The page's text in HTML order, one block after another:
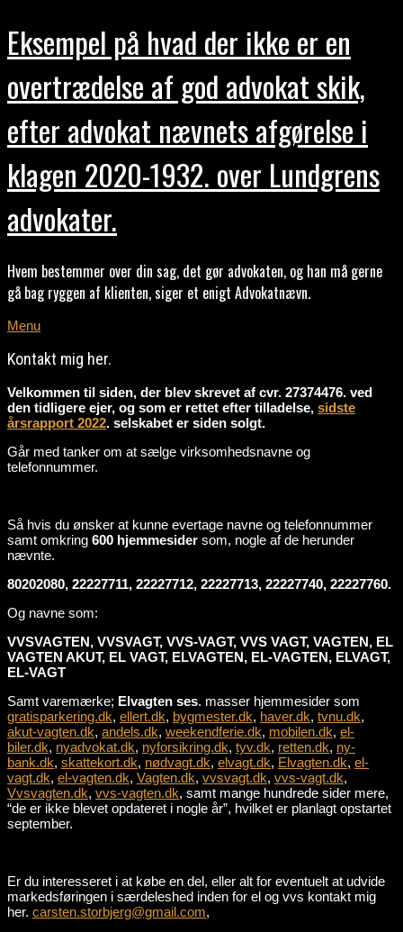
Eksempel på hvad der ikke er en
overtrædelse af god advokat skik,
efter advokat nævnets afgørelse i
klagen 2020-1932. over Lundgrens
advokater.
Hvem bestemmer over din sag, det gør advokaten, og han må gerne
gå bag ryggen af klienten, siger et enigt Advokatnævn.
Menu
Kontakt mig her.
Velkommen til siden, der blev skrevet af cvr. 27374476. ved
den tidligere ejer, og som er rettet efter tilladelse, sidste
årsrapport 2022. selskabet er siden solgt.
Går med tanker om at sælge virksomhedsnavne og
telefonnummer.
Så hvis du ønsker at kunne evertage navne og telefonnummer
samt omkring 600 hjemmesider som, nogle af de herunder
nævnte.
80202080, 22227711, 22227712, 22227713, 22227740, 22227760.
Og navne som:
VVSVAGTEN, VVSVAGT, VVS-VAGT, VVS VAGT, VAGTEN, EL
VAGTEN AKUT, EL VAGT, ELVAGTEN, EL-VAGTEN, ELVAGT,
EL-VAGT
Samt varemærke; Elvagten ses. masser hjemmesider som
gratisparkering.dk, ellert.dk, bygmester.dk, haver.dk, tvnu.dk,
akut-vagten.dk, andels.dk, weekendferie.dk, mobilen.dk, el-
biler.dk, nyadvokat.dk, nyforsikring.dk, tyv.dk, retten.dk, ny-
bank.dk, skattekort.dk, nødvagt.dk, elvagt.dk, Elvagten.dk, el-
vagt.dk, el-vagten.dk, Vagten.dk, vvsvagt.dk, vvs-vagt.dk,
Vvsvagten.dk, vvs-vagten.dk, samt mange hundrede sider mere,
“de er ikke blevet opdateret i nogle år”, hvilket er planlagt opstartet
september.
Er du interesseret i at købe en del, eller alt for eventuelt at udvide
markedsføringen i særdeleshed inden for el og vvs kontakt mig
her. carsten.storbjerg@gmail.com,